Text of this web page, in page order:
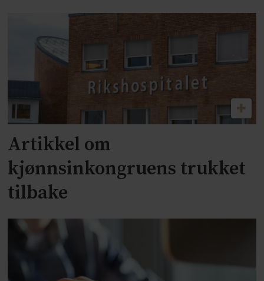
Artikkel om
kjønnsinkongruens trukket
tilbake